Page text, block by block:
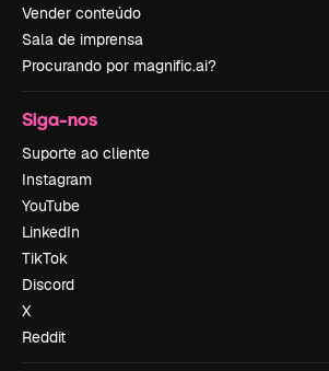
Vender conteúdo
Sala de imprensa
Procurando por magnific.ai?
Siga-nos
Suporte ao cliente
Instagram
YouTube
LinkedIn
TikTok
Discord
X
Reddit